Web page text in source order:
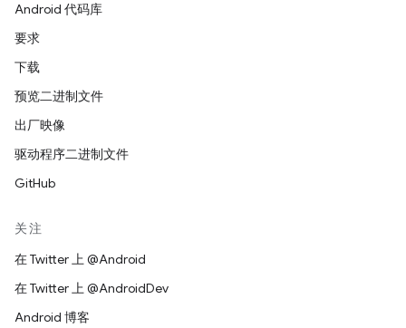
Android 代码库
要求
下载
预览二进制文件
出厂映像
驱动程序二进制文件
GitHub
关注
在 Twitter 上 @Android
在 Twitter 上 @AndroidDev
Android 博客